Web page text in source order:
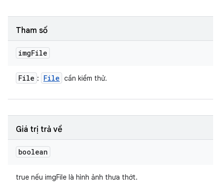
Tham số
imgFile
File : File cần kiểm thử.
Giá trị trả về
boolean
true nếu imgFile là hình ảnh thưa thớt.